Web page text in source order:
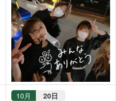
10月 20日